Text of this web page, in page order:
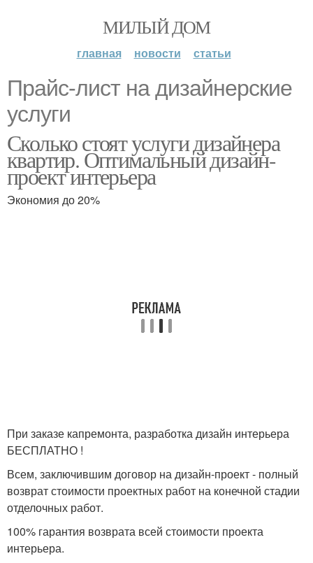
МИЛЫЙ ДОМ
главная новости статьи
Прайс-лист на дизайнерские
услуги
Сколько стоят услуги дизайнера
квартир. Оптимальный дизайн-
проект интерьера
Экономия до 20%
При заказе капремонта, разработка дизайн интерьера
БЕСПЛАТНО !
Всем, заключившим договор на дизайн-проект - полный
возврат стоимости проектных работ на конечной стадии
отделочных работ.
100% гарантия возврата всей стоимости проекта
интерьера.